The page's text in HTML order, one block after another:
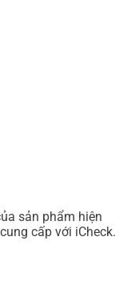
sản phẩm hiện
cấp với iCheck.